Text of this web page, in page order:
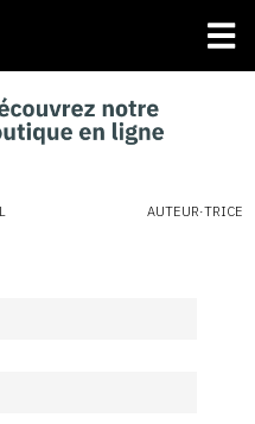
AUTEUR·TRICE